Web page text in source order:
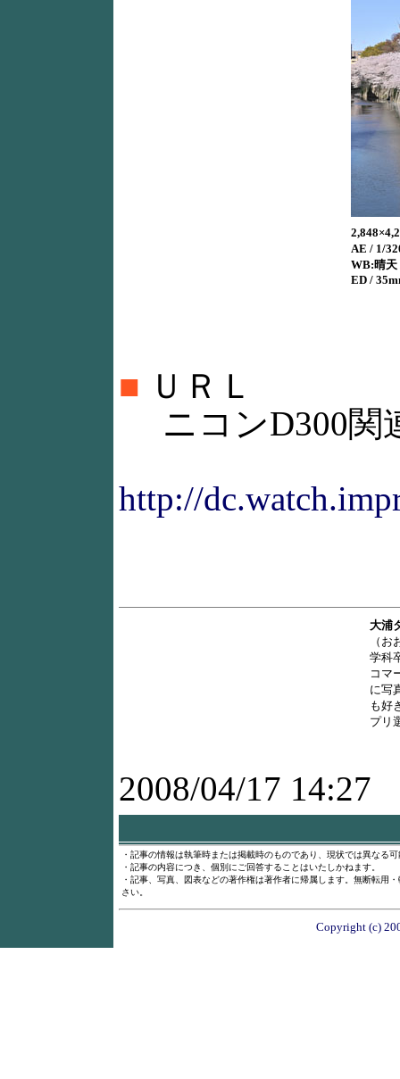
AE / 1/
WB:晴天
ED /
■ ＵＲＬ
ニコンD300関
http://
大浦
（
学科
コマ
に写
も好
プリ
2008/04/17 14:27
・記事の情報は執筆時または掲載時のものであり、現状では異なる
・記事の内容につき、個別にご回答することはいたしかねます。
・記事、写真、図表などの著作権は著作者に帰属します。無断転用
さい。
Copyright (c)